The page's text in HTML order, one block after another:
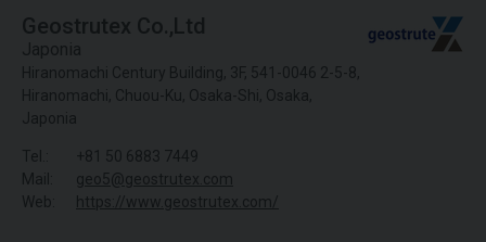
Geostrutex Co.,Ltd
Japonia
Hiranomachi Century Building, 3F, 541-0046 2-5-8,
Hiranomachi, Chuou-Ku, Osaka-Shi, Osaka,
Japonia
Tel.:
+81 50 6883 7449
Mail:
geo5@geostrutex.com
Web:
https://www.geostrutex.com/